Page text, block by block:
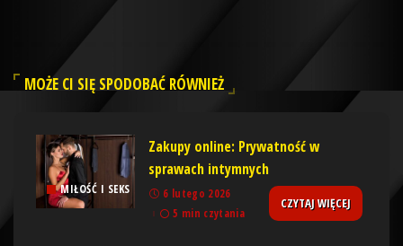
MOŻE CI SIĘ SPODOBAĆ RÓWNIEŻ
MIŁOŚĆ I SEKS
Zakupy online: Prywatność w
sprawach intymnych
6 lutego 2026
5 min czytania
CZYTAJ WIĘCEJ